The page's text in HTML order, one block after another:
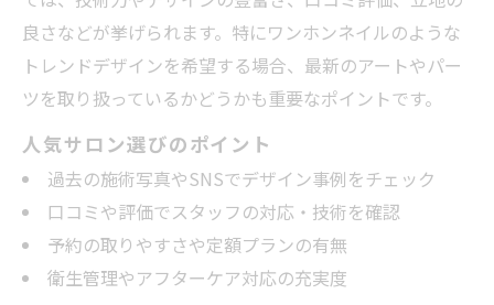
良さなどが挙げられます。特にワンホンネイルのような
トレンドデザインを希望する場合、最新のアートやパー
ツを取り扱っているかどうかも重要なポイントです。
人気サロン選びのポイント
過去の施術写真やSNSでデザイン事例をチェック
口コミや評価でスタッフの対応・技術を確認
予約の取りやすさや定額プランの有無
衛生管理やアフターケア対応の充実度